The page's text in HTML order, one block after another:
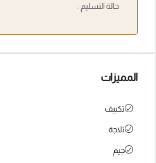
حالة التسليم :
المميزات
تكييف
ثلاجة
جيم